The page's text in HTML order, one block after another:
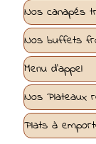
Nos canapés
Nos buffets
Menu d'appel
Nos Plateaux
Plats à